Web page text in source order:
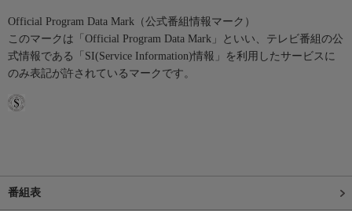
Official Program Data Mark（公式番組情報マーク）
このマークは「Official Program Data Mark」といい、テレビ番組の公
式情報である「SI(Service Information)情報」を利用したサービスに
のみ表記が許されているマークです。
番組表